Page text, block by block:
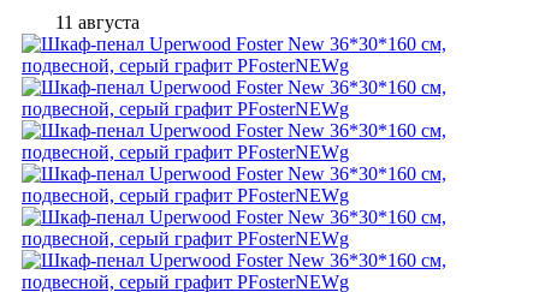
11 августа